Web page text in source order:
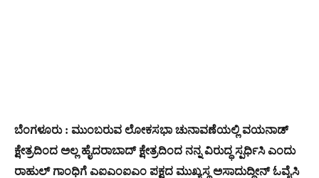
ಬೆಂಗಳೂರು : ಮುಂಬರುವ ಲೋಕಸಭಾ ಚುನಾವಣೆಯಲ್ಲಿ ವಯನಾಡ್‌
ಕ್ಷೇತ್ರದಿಂದ ಅಲ್ಲ ಹೈದರಾಬಾದ್‌ ಕ್ಷೇತ್ರದಿಂದ ನನ್ನ ವಿರುದ್ಧ ಸ್ಪರ್ಧಿಸಿ ಎಂದು
ರಾಹುಲ್ ಗಾಂಧಿಗೆ ಎಐಎಂಐಎಂ ಪಕ್ಷದ ಮುಖ್ಯಸ್ಥ ಅಸಾದುದ್ದೀನ್ ಓವೈಸಿ